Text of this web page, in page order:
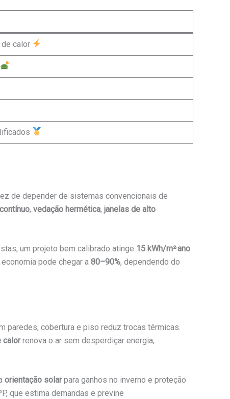
calor
de depender de sistemas convencionais de
, vedação hermética, janelas de alto
um projeto bem calibrado atinge 15 kWh/m²·ano
pode chegar a 80–90%, dependendo do
paredes, cobertura e piso reduz trocas térmicas.
calorrenova o ar sem desperdiçar energia,
orientação solarpara ganhos no inverno e proteção
que estima demandas e previne